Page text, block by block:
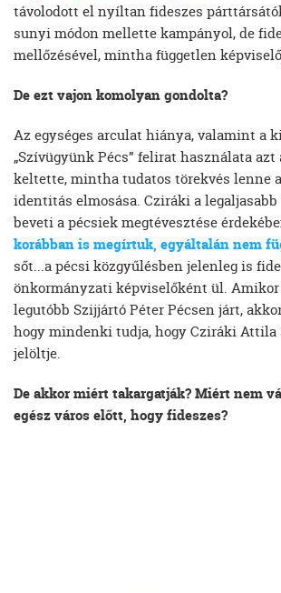
távolodott el nyíltan fideszes
sunyi módon mellette kampányol, de
mellőzésével, mintha független
De ezt vajon komolyan gondolta?
Az egységes arculat hiánya, valamint a
„Szívügyünk Pécs” felirat használata azt
keltette, mintha tudatos törekvés lenne
identitás elmosása. Cziráki a
beveti a pécsiek megtévesztése
korábban is megírtuk, egyáltalán nem
sőt...a pécsi közgyűlésben jelenleg is
önkormányzati képviselőként ül.
legutóbb Szijjártó Péter Pécsen járt,
hogy mindenki tudja, hogy Cziráki Attila
jelöltje.
De akkor miért takargatják? Miért nem
egész város előtt, hogy fideszes?